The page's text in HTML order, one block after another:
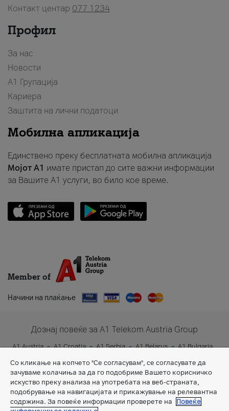
Контакт центар 077 1234
Профил
За нас
Новости
А1 Групација
Кариера
Заштита на лични податоци
Мобилна апликација
Единствено преку бесплатната мобилна апликација
Мојот A1 имате пристап до сите важни информации
за Вашите A1 услуги, во било кое време.
Member of
Начини на плаќање
Дознај повеќе за A1 Telekom Austria Group
A1 Austria A1 Croatia A1 Serbia A1 Belarus
A1 Bulgaria
Со кликање на копчето "Се согласувам", се согласувате да
зачуваме колачиња за да го подобриме Вашето корисничко
искуство преку анализа на употребата на веб-страната,
подобрување на навигацијата и прикажување на релевантна
содржина. За повеќе информации проверете на
Повеќе